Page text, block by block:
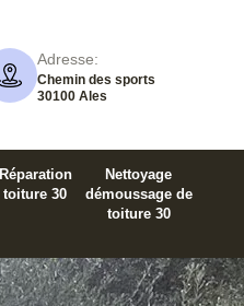
Adresse:
Chemin des sports
30100 Ales
Réparation
toiture 30
Nettoyage
démoussage de
toiture 30